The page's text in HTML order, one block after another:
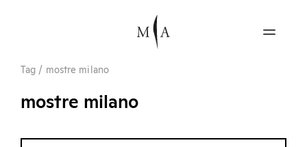
Tag / mostre milano
mostre milano